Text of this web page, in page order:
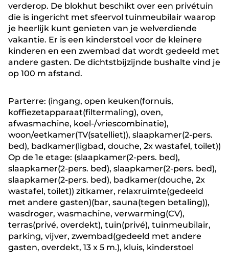
verderop. De blokhut beschikt over een privétuin
die is ingericht met sfeervol tuinmeubilair waarop
je heerlijk kunt genieten van je welverdiende
vakantie. Er is een kinderstoel voor de kleinere
kinderen en een zwembad dat wordt gedeeld met
andere gasten. De dichtstbijzijnde bushalte vind je
op 100 m afstand.
Parterre: (ingang, open keuken(fornuis,
koffiezetapparaat(filtermaling), oven,
afwasmachine, koel-/vriescombinatie),
woon/eetkamer(TV(satelliet)), slaapkamer(2-pers.
bed), badkamer(ligbad, douche, 2x wastafel, toilet))
Op de 1e etage: (slaapkamer(2-pers. bed),
slaapkamer(2-pers. bed), slaapkamer(2-pers. bed),
slaapkamer(2-pers. bed), badkamer(douche, 2x
wastafel, toilet)) zitkamer, relaxruimte(gedeeld
met andere gasten)(bar, sauna(tegen betaling)),
wasdroger, wasmachine, verwarming(CV),
terras(privé, overdekt), tuin(privé), tuinmeubilair,
parking, vijver, zwembad(gedeeld met andere
gasten, overdekt, 13 x 5 m.), kluis, kinderstoel